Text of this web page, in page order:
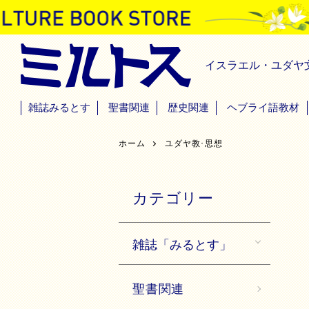
イスラエル・ユダヤ
雑誌みるとす 聖書関連 歴史関連 ヘブライ語教材
ホーム ユダヤ教･思想
カテゴリー
雑誌「みるとす」
聖書関連